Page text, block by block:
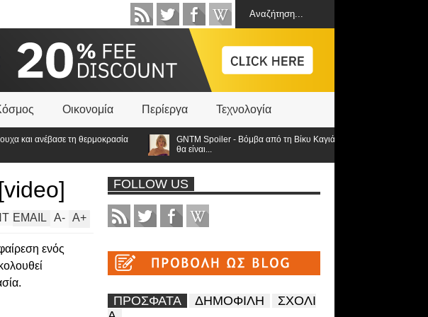
Οικονομία Περίεργα Τεχνολογία
ανέβασε τη θερμοκρασία
GNTM Spoiler - Βόμβα από τη Βίκυ Καγιά ανατρέπει τα πάντα: Στον
θα είναι...
A+
A-
EMAIL
ενός
FOLLOW US
ΠΡΟΣΦΑΤΑ ΔΗΜΟΦΙΛΗ
ΣΧΟΛΙ